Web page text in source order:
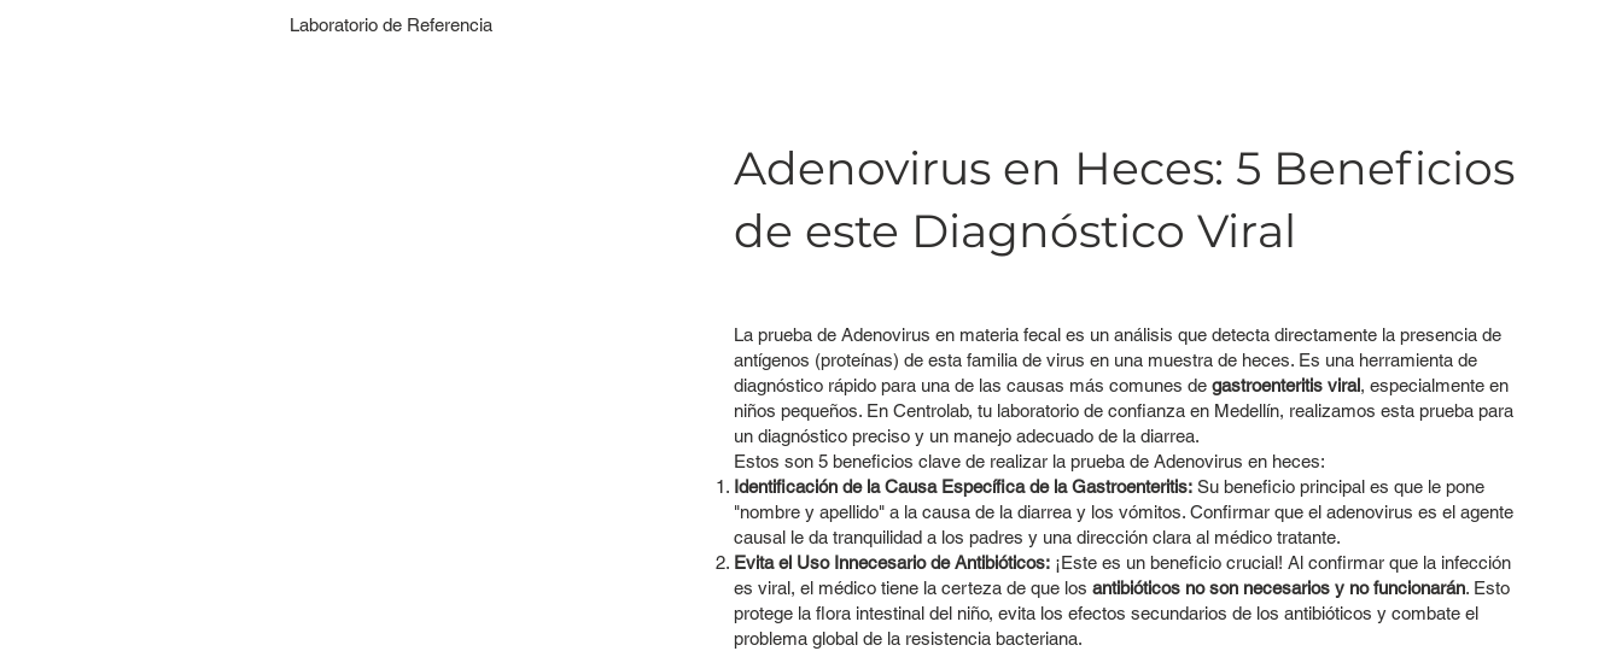
Laboratorio de Referencia
Adenovirus en Heces: 5 Beneficios
de este Diagnóstico Viral
La prueba de Adenovirus en materia fecal es un análisis que detecta directamente la presencia de
antígenos (proteínas) de esta familia de virus en una muestra de heces. Es una herramienta de
diagnóstico rápido para una de las causas más comunes degastroenteritis viral, especialmente en
niños pequeños. En Centrolab, tu laboratorio de confianza en Medellín, realizamos esta prueba para
un diagnóstico preciso y un manejo adecuado de la diarrea.
Estos son 5 beneficios clave de realizar la prueba de Adenovirus en heces:
Identificación de la Causa Específica de la Gastroenteritis: Su beneficio principal es que le pone
"nombre y apellido" a la causa de la diarrea y los vómitos. Confirmar que el adenovirus es el agente
causal le da tranquilidad a los padres y una dirección clara al médico tratante.
Evita el Uso Innecesario de Antibióticos: ¡Este es un beneficio crucial! Al confirmar que la infección
es viral, el médico tiene la certeza de que losantibióticos no son necesarios y no funcionarán. Esto
protege la flora intestinal del niño, evita los efectos secundarios de los antibióticos y combate el
problema global de la resistencia bacteriana.